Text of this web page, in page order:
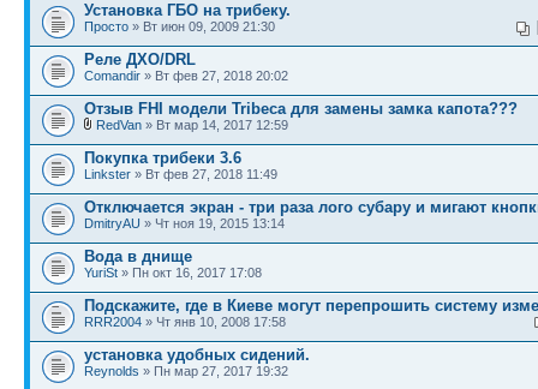
Установка ГБО на трибеку.
Просто » Вт июн 09, 2009 21:30
Реле ДХО/DRL
Сomandir » Вт фев 27, 2018 20:02
Отзыв FHI модели Tribeca для замены замка капота???
RedVan » Вт мар 14, 2017 12:59
Покупка трибеки 3.6
Linkster » Вт фев 27, 2018 11:49
Отключается экран - три раза лого субару и мигают
DmitryAU » Чт ноя 19, 2015 13:14
Вода в днище
YuriSt » Пн окт 16, 2017 17:08
Подскажите, где в Киеве могут перепрошить систему
RRR2004 » Чт янв 10, 2008 17:58
установка удобных сидений.
Reynolds » Пн мар 27, 2017 19:32